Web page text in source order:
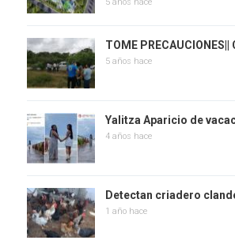
TOME
5 años hace
Yalitza Aparicio de
4 años hace
Detectan criadero
1 año hace